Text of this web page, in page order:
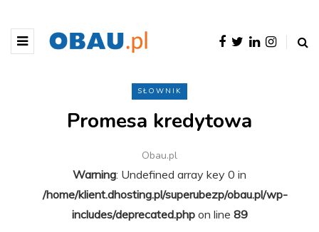
SŁOWNIK
Promesa kredytowa
Obau.pl
Warning: Undefined array key 0 in
/home/klient.dhosting.pl/superubezp/obau.pl/wp-
includes/deprecated.phpon line 89